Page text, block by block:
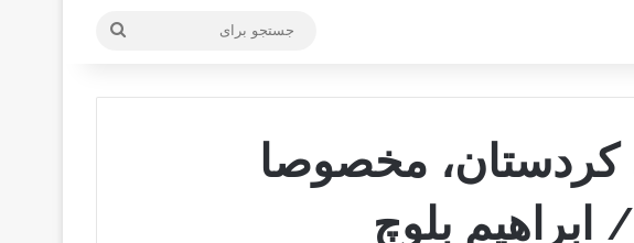
مخصوصا
بلوچ